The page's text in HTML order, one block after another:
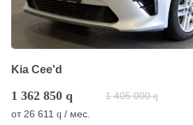
Kia Cee'd
1 362 850 q 1 405 000 q
от26 611 q / мес.